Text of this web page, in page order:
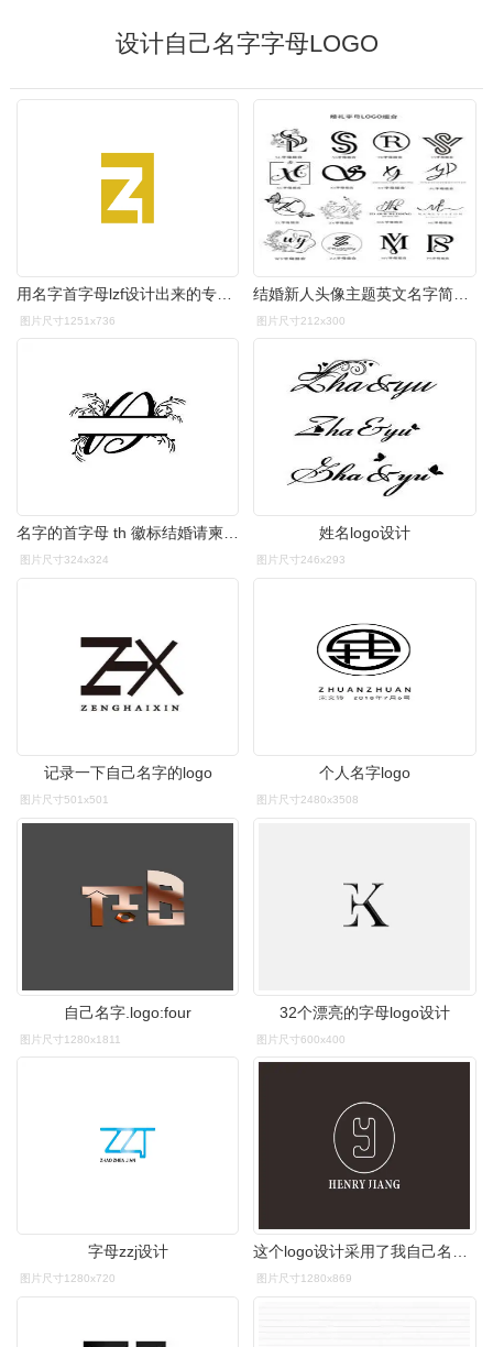
设计自己名字字母LOGO
图片尺寸1251x736 图片尺寸212x300
名字的首字母 th 徽标结婚请柬022165天鹅花园主题婚礼logo设计图片
图片尺寸324x324
姓名logo设计
图片尺寸246x293
记录一下自己名字的logo
图片尺寸501x501
个人名字logo
图片尺寸2480x3508
自己名字.logo:four
图片尺寸1280x1811
32个漂亮的字母logo设计
图片尺寸600x400
字母zzj设计
图片尺寸1280x720
这个logo设计采用了我自己名字的首字母jy,并且与圆一起结合.
图片尺寸1280x869